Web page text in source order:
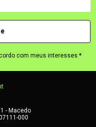
com meus interesses *
- Macedo
000